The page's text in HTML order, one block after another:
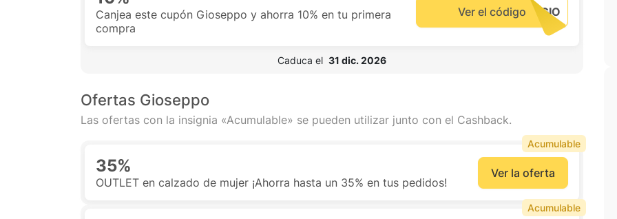
Canjea este cupón Gioseppo y ahorra 10% en tu primera
compra
Ver el código
Caduca el 31 dic. 2026
Ofertas Gioseppo
Las ofertas con la insignia «Acumulable» se pueden utilizar junto con el Cashback.
35%
OUTLET en calzado de mujer ¡Ahorra hasta un 35% en tus pedidos!
Ver la oferta
Acumulable
Acumulable